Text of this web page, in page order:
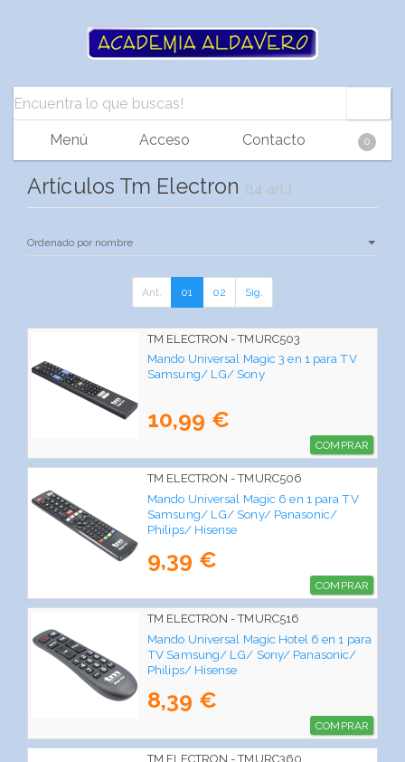
Menú Acceso Contacto 0
Artículos Tm Electron (14 art.)
Ant. 01 02 Sig.
TM ELECTRON - TMURC503
Mando Universal Magic 3 en 1 para TV
Samsung/ LG/ Sony
10,99 €
COMPRAR
TM ELECTRON - TMURC506
Mando Universal Magic 6 en 1 para TV
Samsung/ LG/ Sony/ Panasonic/
Philips/ Hisense
9,39 €
COMPRAR
TM ELECTRON - TMURC516
Mando Universal Magic Hotel 6 en 1 para
TV Samsung/ LG/ Sony/ Panasonic/
Philips/ Hisense
8,39 €
COMPRAR
TM ELECTRON - TMURC360